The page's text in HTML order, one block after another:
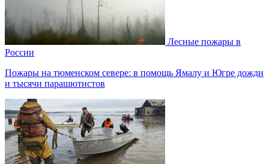
Лесные пожары в
России
Пожары на тюменском севере: в помощь Ямалу и Югре дожди
и тысячи парашютистов